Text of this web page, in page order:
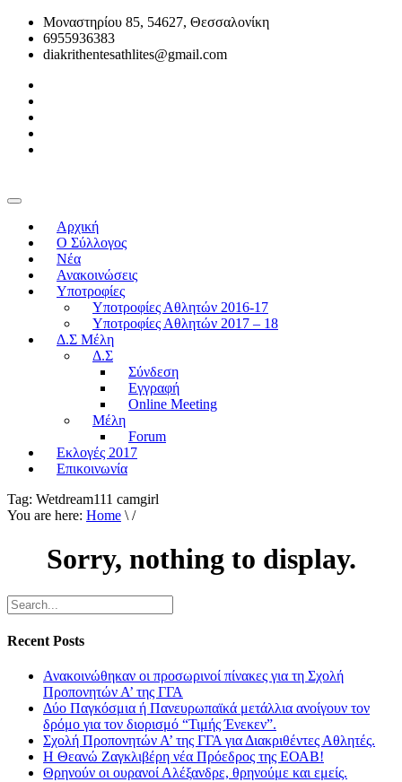
Μοναστηρίου 85, 54627, Θεσσαλονίκη
6955936383
diakrithentesathlites@gmail.com
Αρχική
O Σύλλογος
Νέα
Ανακοινώσεις
Υποτροφίες
Υποτροφίες Αθλητών 2016-17
Υποτροφίες Αθλητών 2017 – 18
Δ.Σ Μέλη
Δ.Σ
Σύνδεση
Εγγραφή
Online Meeting
Μέλη
Forum
Εκλογές 2017
Επικοινωνία
Tag: Wetdream111 camgirl
You are here: Home \ /
Sorry, nothing to display.
Recent Posts
Ανακοινώθηκαν οι προσωρινοί πίνακες για τη Σχολή
Προπονητών Α’ της ΓΓΑ
Δύο Παγκόσμια ή Πανευρωπαϊκά μετάλλια ανοίγουν τον
δρόμο για τον διορισμό “Τιμής Ένεκεν”.
Σχολή Προπονητών Α’ της ΓΓΑ για Διακριθέντες Αθλητές.
Η Θεανώ Ζαγκλιβέρη νέα Πρόεδρος της ΕΟΑΒ!
Θρηνούν οι ουρανοί Αλέξανδρε, θρηνούμε και εμείς.